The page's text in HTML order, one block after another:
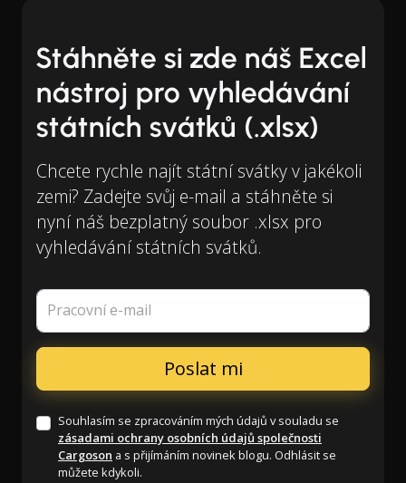
Stáhněte si zde náš Excel
nástroj pro vyhledávání
státních svátků (.xlsx)
Chcete rychle najít státní svátky v jakékoli
zemi? Zadejte svůj e-mail a stáhněte si
nyní náš bezplatný soubor .xlsx pro
vyhledávání státních svátků.
Pracovní e-mail
Souhlasím se zpracováním mých údajů v souladu se
zásadami ochrany osobních údajů společnosti
Cargoson a s přijímáním novinek blogu. Odhlásit se
můžete kdykoli.